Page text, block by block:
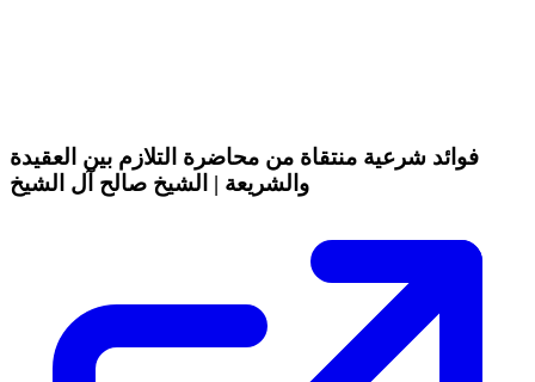
فوائد شرعية منتقاة من محاضرة التلازم بين العقيدة
والشريعة | الشيخ صالح آل الشيخ